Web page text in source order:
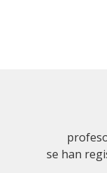
se han